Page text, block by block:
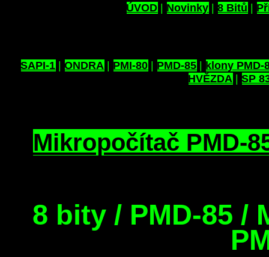
ÚVOD | Novinky | 8 Bitů |
SAPI-1 | ONDRA | PMI-80 | PMD-85 | klony PMD-
HVĚZDA | SP
Mikropočítač PMD-
8 bity / PMD-85 /